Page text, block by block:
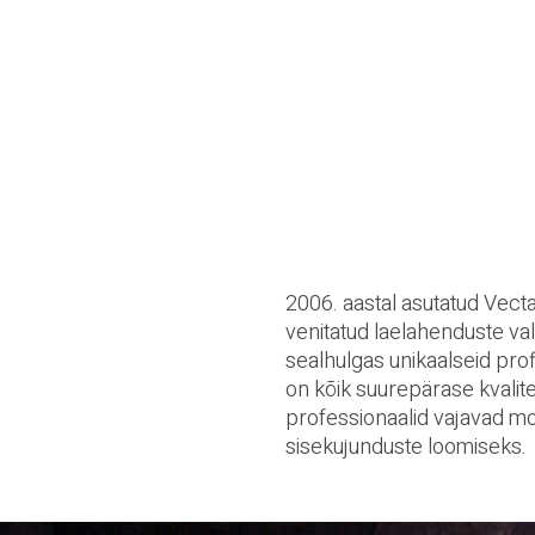
2006. aastal asutatud
venitatud laelahenduste
sealhulgas unikaalseid
on kõik suurepärase
professionaalid vajavad
sisekujunduste loomiseks.